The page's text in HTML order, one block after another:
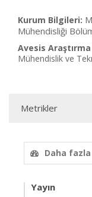
Kurum Bilgileri:
Mühendisliği
Avesis Araştırma
Mühendislik ve
Metrikler
Daha
Yayın